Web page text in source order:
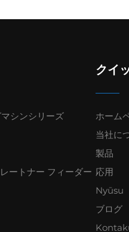
シンシリーズ
ートナー フィーダー
クイ
ホーム
当社に
製品
応用
Nyūsu
ブログ